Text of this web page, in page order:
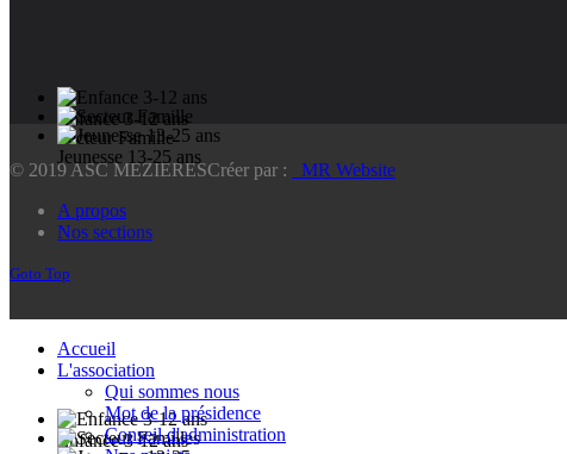
Enfance 3-12 ans
Enfance 3-12 ans
Secteur Famille
Jeunesse 13-25 ans
© 2019 ASC MEZIERESCréer par :
_MR Website
A propos
Nos sections
Goto Top
Accueil
L'association
Qui sommes nous
Mot de la présidence
Conseil d'administration